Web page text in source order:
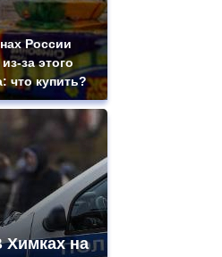
России
за этого
что купить?
на